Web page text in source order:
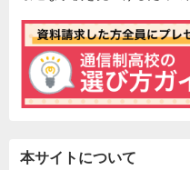
本サイトについて